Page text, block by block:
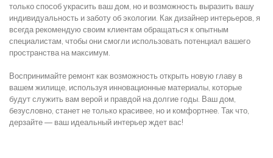
только способ украсить ваш дом, но и возможность выразить вашу
индивидуальность и заботу об экологии. Как дизайнер интерьеров, я
всегда рекомендую своим клиентам обращаться к опытным
специалистам, чтобы они смогли использовать потенциал вашего
пространства на максимум.
Воспринимайте ремонт как возможность открыть новую главу в
вашем жилище, используя инновационные материалы, которые
будут служить вам верой и правдой на долгие годы. Ваш дом,
безусловно, станет не только красивее, но и комфортнее. Так что,
дерзайте — ваш идеальный интерьер ждет вас!